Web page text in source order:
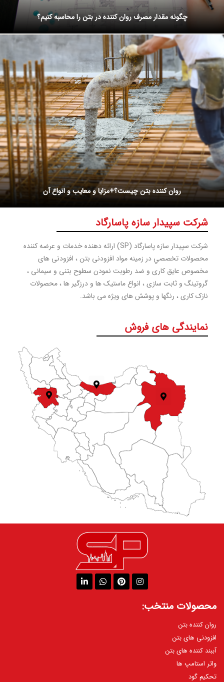
چگونه مقدار مصرف روان کننده در بتن را محاسبه کنیم؟
روان کننده بتن چیست؟+مزایا و معایب و انواع آن
شرکت سپیدار سازه پاسارگاد
شرکت سپیدار سازه پاسارگاد (SP) ارائه دهنده خدمات و عرضه کننده
محصولات تخصصي در زمینه مواد افزودنی بتن ، افزودنی های
مخصوص عایق کاری و ضد رطوبت نمودن سطوح بتنی و سیمانی ،
گروتینگ و ثابت سازی ، انواع ماستیک ها و درزگیر ها ، محصولات
نازک کاری ، رنگها و پوشش های ویژه می باشد.
نمایندگی های فروش
محصولات منتخب:
روان کننده بتن
افزودنی های بتن
آببند کننده های بتن
واتر استامپ ها
تحکیم گود